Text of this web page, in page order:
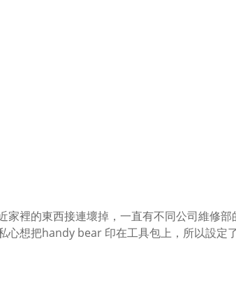
家裡的東西接連壞掉，一直有不同公司維修
想把handy bear 印在工具包上，所以設定